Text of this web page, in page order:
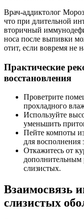
Врач-аддиктолог
что при длительной
вторичный
носа после выпивки
отит, если вовремя не
Практические
восстановления
Проветрите
прохладного
Используйте
уменьшить
Пейте компоты
для восполнения
Откажитесь от
дополнительным
слизистых.
Взаимосвязь
слизистых